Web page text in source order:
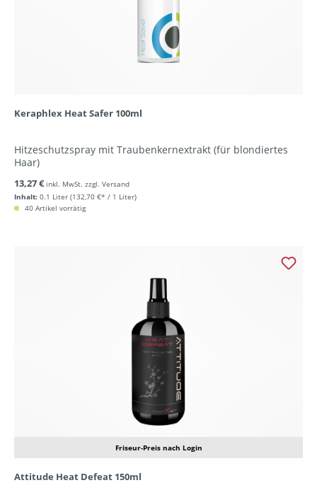
Keraphlex Heat Safer 100ml
Hitzeschutzspray mit Traubenkernextrakt (für blondiertes
Haar)
Inhalt: 0.1 Liter (132,70 €* / 1 Liter)
13,27 € inkl. MwSt. zzgl. Versand
40 Artikel vorrätig
Friseur-Preis nach Login
Attitude Heat Defeat 150ml